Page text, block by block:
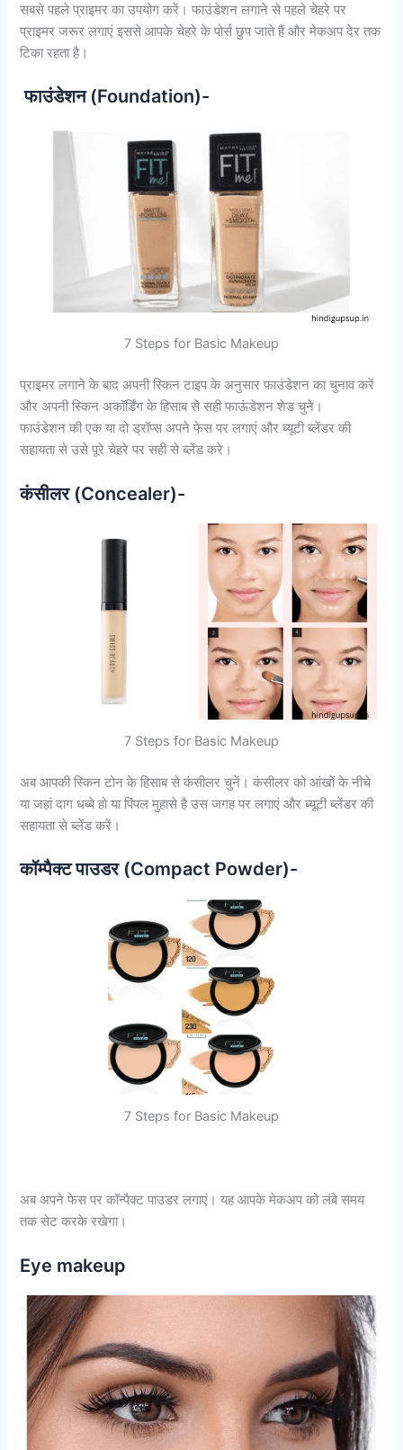
सबसे पहले प्राइमर का उपयोग करें। फाउंडेशन लगाने से पहले चेहरे पर
प्राइमर जरूर लगाएं इससे आपके चेहरे के पोर्स छुप जाते हैं और मेकअप देर तक
टिका रहता है।
फाउंडेशन (Foundation)-
7 Steps for Basic Makeup
प्राइमर लगाने के बाद अपनी स्किन टाइप के अनुसार फाउंडेशन का चुनाव करें
और अपनी स्किन अकॉर्डिंग के हिसाब से सही फाऊंडेशन शेड चुने।
फाउंडेशन की एक या दो ड्रॉप्स अपने फेस पर लगाएं और ब्यूटी ब्लेंडर की
सहायता से उसे पूरे चेहरे पर सही से ब्लेंड करे।
कंसीलर (Concealer)-
7 Steps for Basic Makeup
अब आपकी स्किन टोन के हिसाब से कंसीलर चुनें। कंसीलर को आंखों के नीचे
या जहां दाग धब्बे हो या पिंपल मुहासे है उस जगह पर लगाएं और ब्यूटी ब्लेंडर की
सहायता से ब्लेंड करें।
कॉम्पैक्ट पाउडर (Compact Powder)-
7 Steps for Basic Makeup
अब अपने फेस पर कॉन्पैक्ट पाउडर लगाएं। यह आपके मेकअप को लंबे समय
तक सेट करके रखेगा।
Eye makeup